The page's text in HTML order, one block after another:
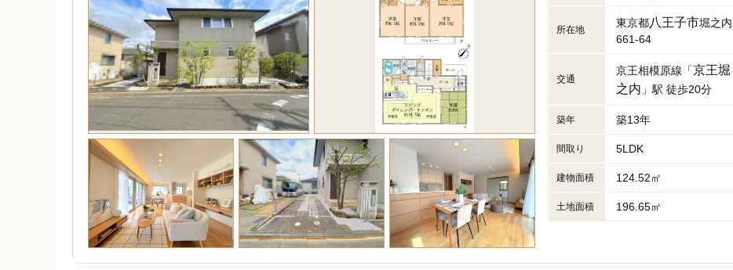
所在地
東京都八王子市堀之内
661-64
交通
京王相模原線「京王堀
之内 」駅 徒歩20分
築年 築13年
間取り 5LDK
建物面積 124.52㎡
土地面積 196.65㎡